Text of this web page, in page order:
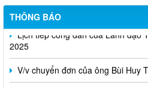
THÔNG BÁO
Nghị quyết số 173/NQ-CP của
Lịch tiếp công dân của Lãnh đạo
2025
V/v chuyển đơn của ông Bùi Huy